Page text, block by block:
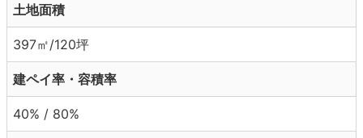
土地面積
397㎡/120坪
建ペイ率・容積率
40% / 80%